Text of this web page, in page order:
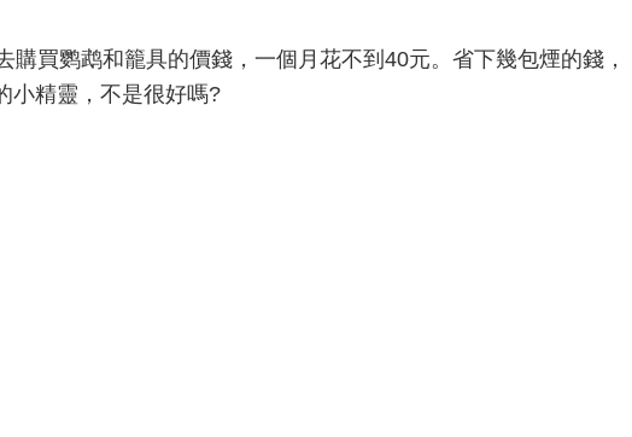
買鹦鹉和籠具的價錢，一個月花不到40元。省下幾包煙的錢，
小精靈，不是很好嗎?